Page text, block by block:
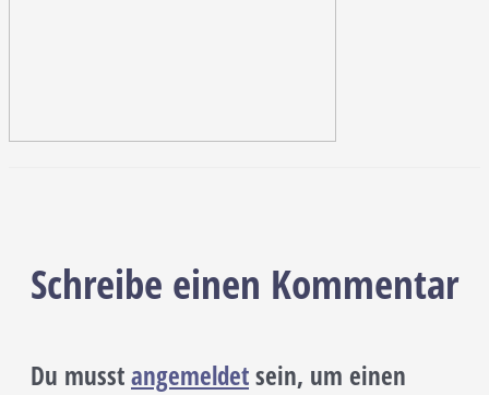
Schreibe einen Kommentar
Du musstangemeldetsein, um einen